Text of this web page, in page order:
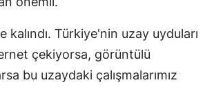
kalındı. Türkiye'nin uzay uyduları
çekiyorsa, görüntülü
bu uzaydaki çalışmalarımız